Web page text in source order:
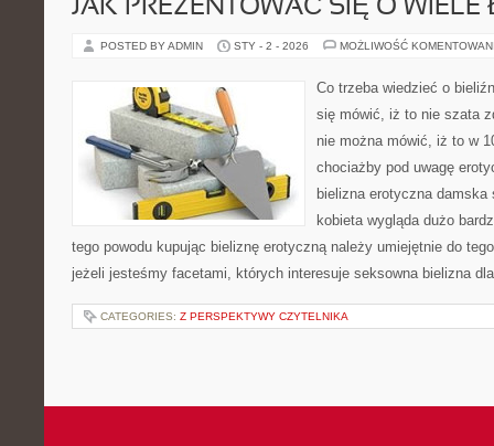
JAK PREZENTOWAĆ SIĘ O WIELE
POSTED BY ADMIN STY - 2 - 2026 MOŻLIWOŚĆ
Co trzeba wiedzieć o
się mówić, iż to nie szata
nie można mówić, iż to w
chociażby pod uwagę
bielizna erotyczna
kobieta wygląda dużo
tego powodu kupując bieliznę erotyczną należy umiejętnie do
jeżeli jesteśmy facetami, których interesuje seksowna bielizna
CATEGORIES: Z PERSPEKTYWY CZYTELNIKA